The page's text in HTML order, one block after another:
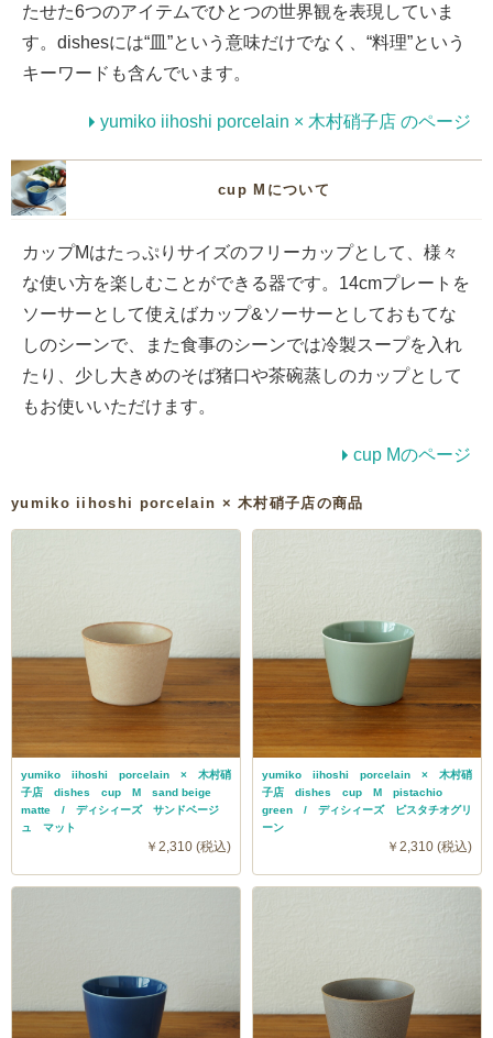
たせた6つのアイテムでひとつの世界観を表現していま
す。dishesには“皿”という意味だけでなく、“料理”という
キーワードも含んでいます。
yumiko iihoshi porcelain × 木村硝子店 のページ
cup Mについて
カップMはたっぷりサイズのフリーカップとして、様々
な使い方を楽しむことができる器です。14cmプレートを
ソーサーとして使えばカップ&ソーサーとしておもてな
しのシーンで、また食事のシーンでは冷製スープを入れ
たり、少し大きめのそば猪口や茶碗蒸しのカップとして
もお使いいただけます。
cup Mのページ
yumiko iihoshi porcelain × 木村硝子店の商品
yumiko iihoshi porcelain × 木村硝
子店 dishes cup M sand beige
matte / ディシィーズ サンドベージ
ュ マット
￥2,310 (税込)
yumiko iihoshi porcelain × 木村硝
子店 dishes cup M pistachio
green / ディシィーズ ピスタチオグリ
ーン
￥2,310 (税込)